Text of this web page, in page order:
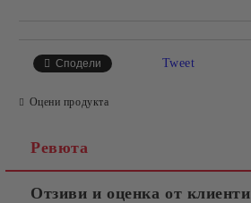
Сподели Tweet
Оцени продукта
Ревюта
Отзиви и оценка от клиенти